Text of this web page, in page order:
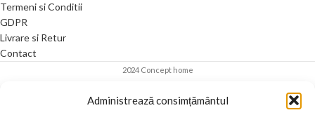
Administrează consimțământul
Termeni si Conditii
GDPR
Livrare si Retur
Contact
2024 Concept home